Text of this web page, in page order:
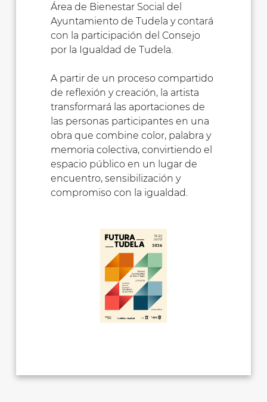
Área de Bienestar Social del
Ayuntamiento de Tudela y contará
con la participación del Consejo
por la Igualdad de Tudela.
A partir de un proceso compartido
de reflexión y creación, la artista
transformará las aportaciones de
las personas participantes en una
obra que combine color, palabra y
memoria colectiva, convirtiendo el
espacio público en un lugar de
encuentro, sensibilización y
compromiso con la igualdad.